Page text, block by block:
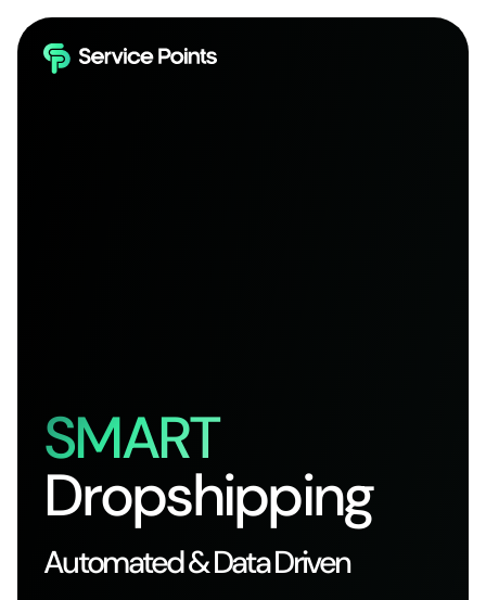
SMART
Dropshipping
Automated & Data Driven